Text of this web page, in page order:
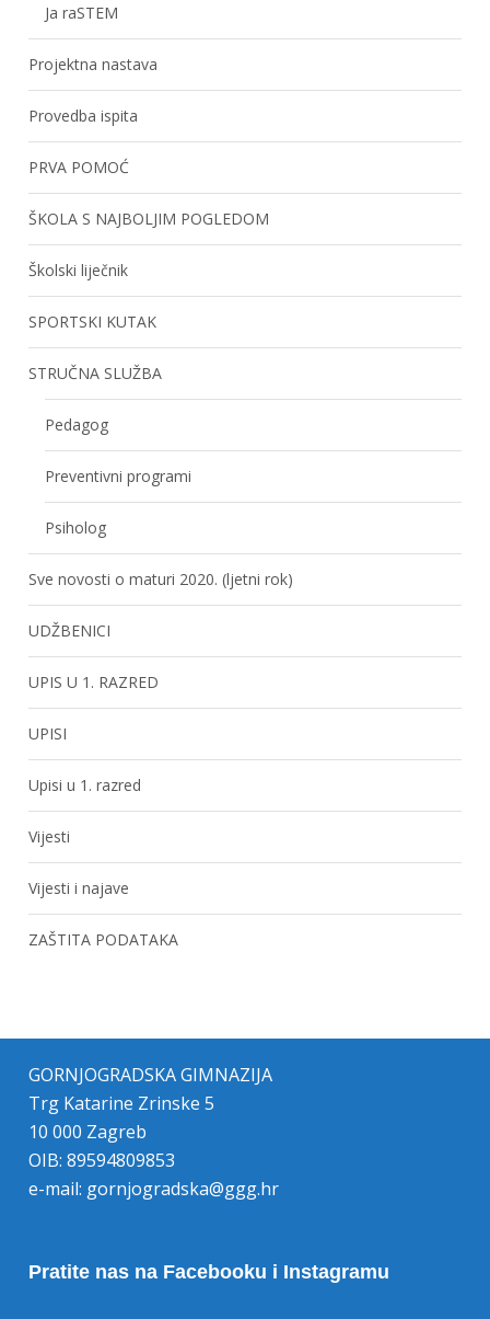
Ja raSTEM
Projektna nastava
Provedba ispita
PRVA POMOĆ
ŠKOLA S NAJBOLJIM POGLEDOM
Školski liječnik
SPORTSKI KUTAK
STRUČNA SLUŽBA
Pedagog
Preventivni programi
Psiholog
Sve novosti o maturi 2020. (ljetni rok)
UDŽBENICI
UPIS U 1. RAZRED
UPISI
Upisi u 1. razred
Vijesti
Vijesti i najave
ZAŠTITA PODATAKA
GORNJOGRADSKA GIMNAZIJA
Trg Katarine Zrinske 5
10 000 Zagreb
OIB: 89594809853
e-mail: gornjogradska@ggg.hr
Pratite nas na Facebooku i Instagramu